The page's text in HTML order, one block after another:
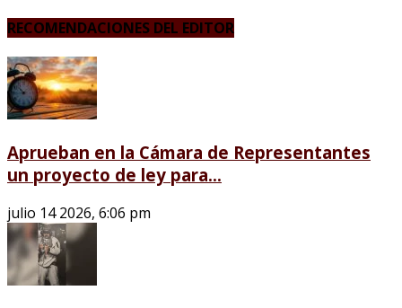
RECOMENDACIONES DEL EDITOR
Aprueban en la Cámara de Representantes
un proyecto de ley para...
julio 14 2026, 6:06 pm